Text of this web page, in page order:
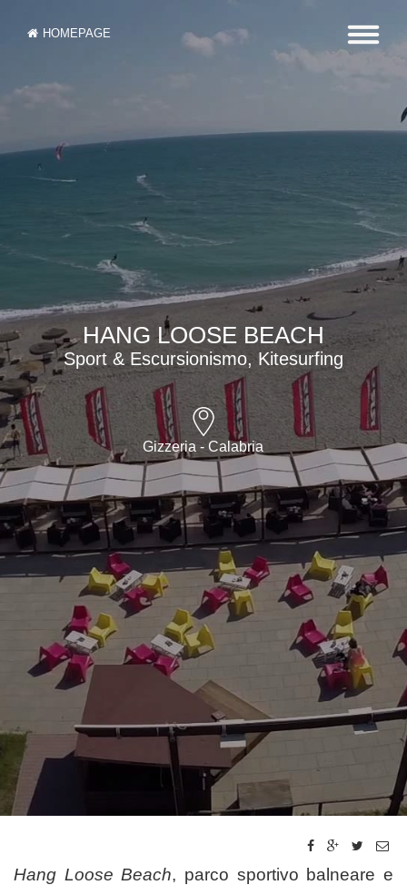
HOMEPAGE
HANG LOOSE BEACH
Sport & Escursionismo, Kitesurfing
Gizzeria - Calabria
Hang Loose Beach, parco sportivo balneare e